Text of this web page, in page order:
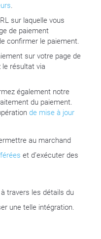
.
sur laquelle vous
de paiement
confirmer le paiement.
sur votre page de
le résultat via
également notre
du paiement.
de mise à jour
au marchand
et d’exécuter des
travers les détails du
une telle intégration.